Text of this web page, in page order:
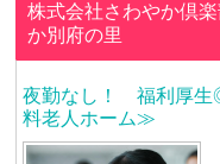
株式会社さわやか倶
か別府の里
夜勤なし！ 福利厚
料老人ホーム≫